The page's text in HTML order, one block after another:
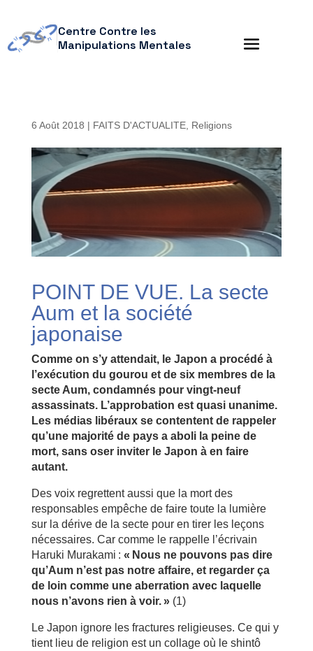
Centre Contre les
Manipulations Mentales
6 Août 2018 | FAITS D'ACTUALITE, Religions
POINT DE VUE. La secte
Aum et la société
japonaise
Comme on s’y attendait, le Japon a procédé à
l’exécution du gourou et de six membres de la
secte Aum, condamnés pour vingt-neuf
assassinats. L’approbation est quasi unanime.
Les médias libéraux se contentent de rappeler
qu’une majorité de pays a aboli la peine de
mort, sans oser inviter le Japon à en faire
autant.
Des voix regrettent aussi que la mort des
responsables empêche de faire toute la lumière
sur la dérive de la secte pour en tirer les leçons
nécessaires. Car comme le rappelle l’écrivain
Haruki Murakami : « Nous ne pouvons pas dire
qu’Aum n’est pas notre affaire, et regarder ça
de loin comme une aberration avec laquelle
nous n’avons rien à voir.»(1)
Le Japon ignore les fractures religieuses. Ce qui y
tient lieu de religion est un collage où le shintô